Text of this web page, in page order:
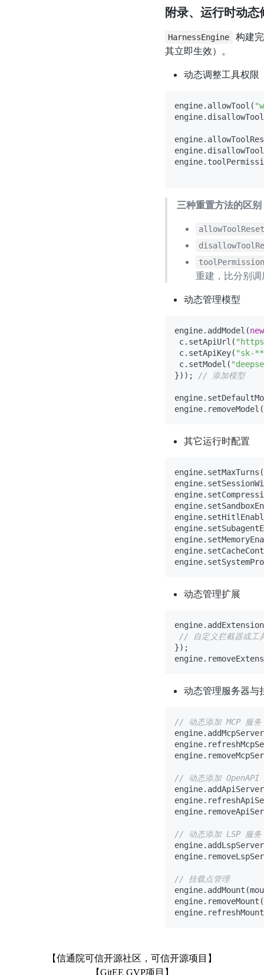
附录、运行时动态
HarnessEngine
构建
其立即生效）。
动态调整工具权限
engine.allowTool(
三种重置方法的区别
重建，比分别
动态管理模型
engine.addModel(new
c.setApiUrl(
c.setApiKey( "sk-
c.setModel(
}));
// 添加模型
engine.removeModel(
其它运行时配置
engine.setMaxTurns(
动态管理扩展
// 自定义拦截器或工
});
动态管理服务器与
// 动态添加 MCP 服务
// 动态添加 OpenAPI
// 动态添加 LSP 服务
// 挂载点管理
engine.removeMount(
【信通院可信开源社区，可信开源项目】
【GitEE GVP项目】